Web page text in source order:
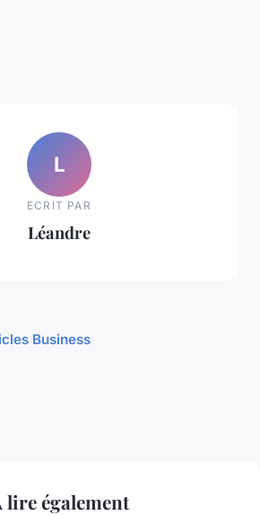
L
ECRIT PAR
Léandre
Business
également